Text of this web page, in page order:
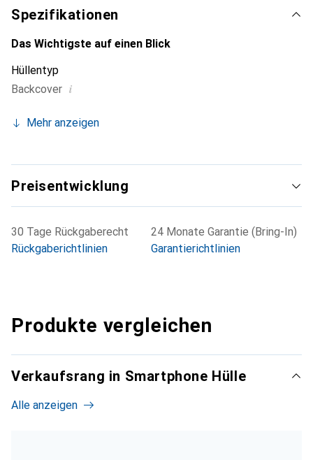
anspruchsvolle Kundschaft.
Spezifikationen
Das Wichtigste auf einen Blick
Hüllentyp
Backcover i
Mehr anzeigen
Preisentwicklung
30 Tage Rückgaberecht
Rückgaberichtlinien
24 Monate Garantie (Bring-In)
Garantierichtlinien
Produkte vergleichen
Verkaufsrang in Smartphone Hülle
Alle anzeigen